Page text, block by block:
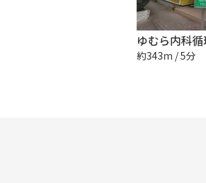
ゆむら内科
約343m / 5分